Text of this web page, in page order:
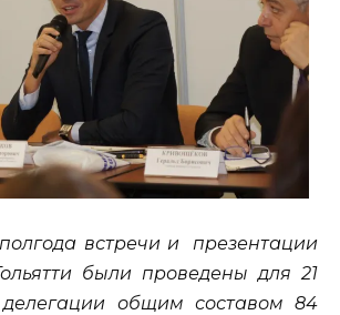
встречи и презентации
были проведены для 21
делегации общим составом 84